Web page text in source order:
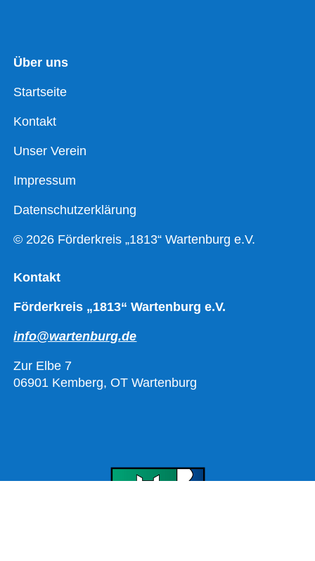
Über uns
Startseite
Kontakt
Unser Verein
Impressum
Datenschutzerklärung
© 2026 Förderkreis „1813“ Wartenburg e.V.
Kontakt
Förderkreis „1813“ Wartenburg e.V.
info@wartenburg.de
Zur Elbe 7
06901 Kemberg, OT Wartenburg